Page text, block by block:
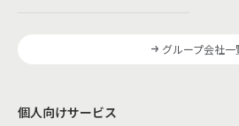
グループ会社一
個人向けサービス